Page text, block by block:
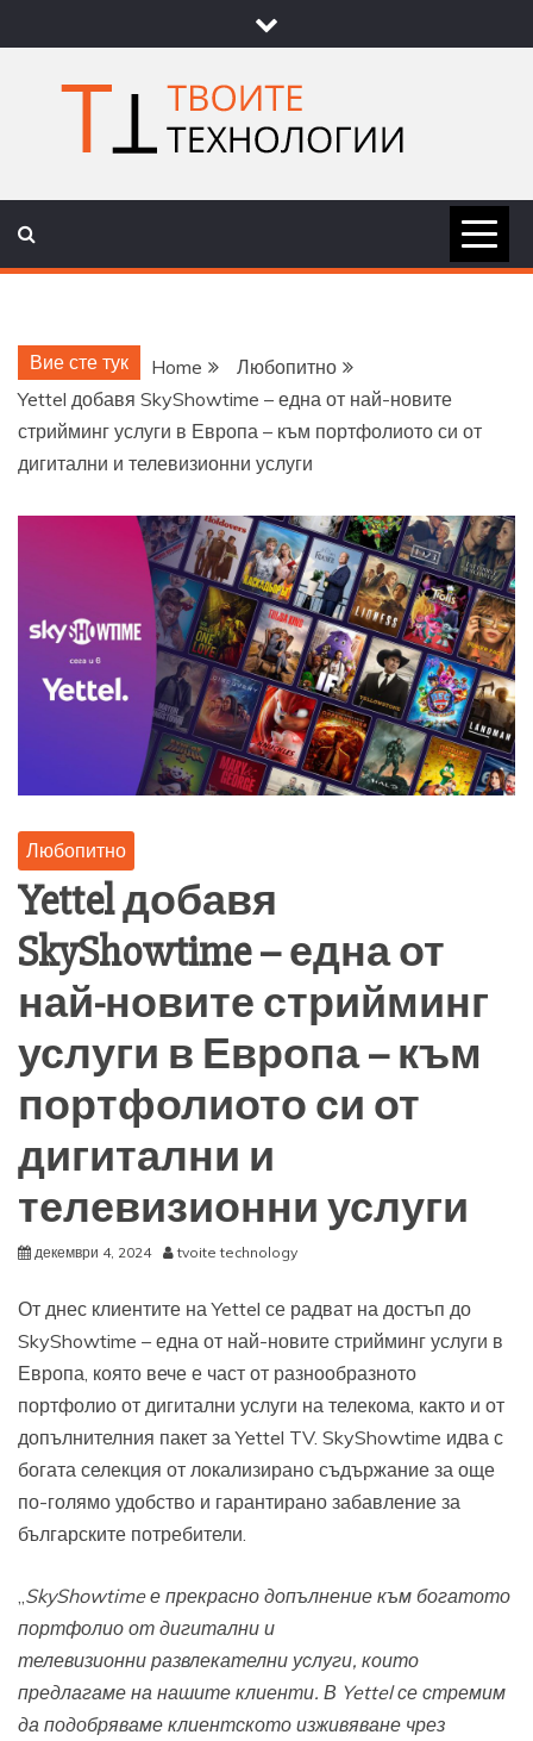
to
content
ТВОИТЕ
Вие сте тук Home
Любопитно
Yettel добавя SkyShowtime – една от най-новите
стрийминг услуги в Европа – към портфолиото си от
дигитални и телевизионни услуги
Любопитно
Yettel добавя
SkyShowtime – една от
най-новите стрийминг
услуги в Европа – към
портфолиото си от
дигитални и
телевизионни услуги
декември 4, 2024 tvoite technology
От днес клиентите на Yettel се радват на достъп до
SkyShowtime – една от най-новите стрийминг услуги в
Европа, която вече е част от разнообразното
портфолио от дигитални услуги на телекома, както и от
допълнителния пакет за Yettel TV. SkyShowtime идва с
богата селекция от локализирано съдържание за още
по-голямо удобство и гарантирано забавление за
българските потребители.
„SkyShowtime е прекрасно допълнение към богатото
портфолио от дигитални и
телевизионни развлекателни услуги, които
предлагаме на нашите клиенти. В Yettelсе стремим
да подобряваме клиентското изживяване чрез